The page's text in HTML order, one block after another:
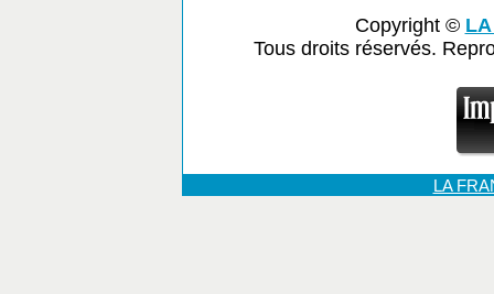
Copyright ©
Tous droits réservés.
LA